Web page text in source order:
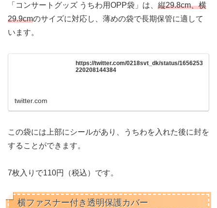
「コンサートグッズ うちわ用OPP袋」は、 縦29.8cm、横
29.9cmのサイズに対応し、薄めの袋で長期保管に適して
います。
https://twitter.com/0218svt_dk/status/1656253
220208144384
twitter.com
この袋には上部にシールがあり、うちわを入れた後に封を
することができます。
7枚入りで110円（税込）です。
横ファスナー付き透明保護カバー